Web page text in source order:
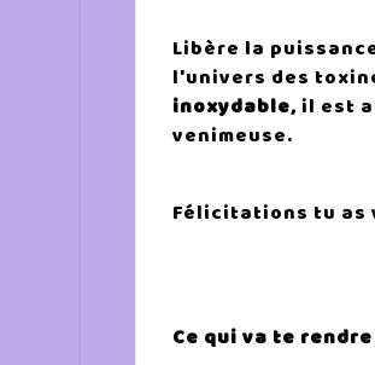
Libère la
l'univers des
inoxydable, il est
venimeuse.
Félicitations tu as
Ce qui va te